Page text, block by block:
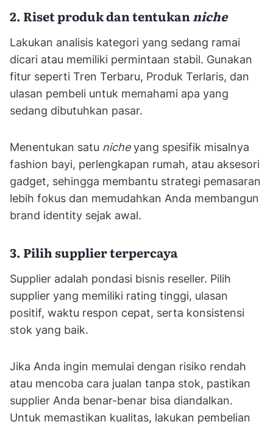
2. Riset produk dan tentukanniche
Lakukan analisis kategori yang sedang ramai
dicari atau memiliki permintaan stabil. Gunakan
fitur seperti Tren Terbaru, Produk Terlaris, dan
ulasan pembeli untuk memahami apa yang
sedang dibutuhkan pasar.
Menentukan satu nicheyang spesifik misalnya
fashion bayi, perlengkapan rumah, atau aksesori
gadget, sehingga membantu strategi pemasaran
lebih fokus dan memudahkan Anda membangun
brand identity sejak awal.
3. Pilih supplier terpercaya
Supplier adalah pondasi bisnis reseller. Pilih
supplier yang memiliki rating tinggi, ulasan
positif, waktu respon cepat, serta konsistensi
stok yang baik.
Jika Anda ingin memulai dengan risiko rendah
atau mencoba cara jualan tanpa stok, pastikan
supplier Anda benar-benar bisa diandalkan.
Untuk memastikan kualitas, lakukan pembelian